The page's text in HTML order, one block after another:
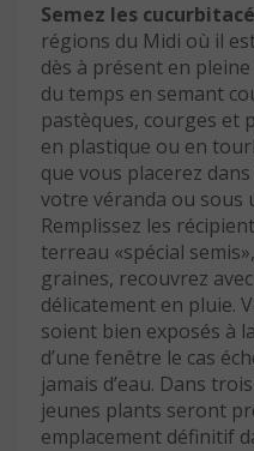
Semez les
régions du Midi où il
dès à présent en
du temps en semant
pastèques, courges et
en plastique ou en
que vous placerez
votre véranda ou sous
Remplissez les
terreau «spécial
graines, recouvrez
délicatement en pluie.
soient bien exposés à
d’une fenêtre le cas
jamais d’eau. Dans
jeunes plants seront
emplacement définitif